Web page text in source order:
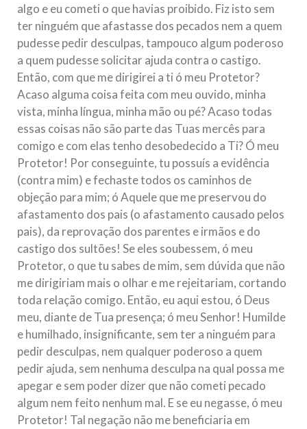
algo e eu cometi o que havias proibido. Fiz isto sem
ter ninguém que afastasse dos pecados nem a quem
pudesse pedir desculpas, tampouco algum poderoso
a quem pudesse solicitar ajuda contra o castigo.
Então, com que me dirigirei a ti ó meu Protetor?
Acaso alguma coisa feita com meu ouvido, minha
vista, minha língua, minha mão ou pé? Acaso todas
essas coisas não são parte das Tuas mercês para
comigo e com elas tenho desobedecido a Ti? Ó meu
Protetor! Por conseguinte, tu possuís a evidência
(contra mim) e fechaste todos os caminhos de
objeção para mim; ó Aquele que me preservou do
afastamento dos pais (o afastamento causado pelos
pais), da reprovação dos parentes e irmãos e do
castigo dos sultões! Se eles soubessem, ó meu
Protetor, o que tu sabes de mim, sem dúvida que não
me dirigiriam mais o olhar e me rejeitariam, cortando
toda relação comigo. Então, eu aqui estou, ó Deus
meu, diante de Tua presença; ó meu Senhor! Humilde
e humilhado, insignificante, sem ter a ninguém para
pedir desculpas, nem qualquer poderoso a quem
pedir ajuda, sem nenhuma desculpa na qual possa me
apegar e sem poder dizer que não cometi pecado
algum nem feito nenhum mal. E se eu negasse, ó meu
Protetor! Tal negação não me beneficiaria em